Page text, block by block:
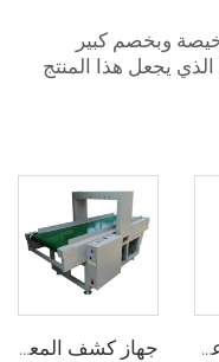
وبخصم كبير
يجعل هذا المنتج
كاشف معادن عمودي لخط الأنابيب الفولاذ المقاوم للصدأ لتشكيل البلاستيك جهاز كشف المعادن الإبرة